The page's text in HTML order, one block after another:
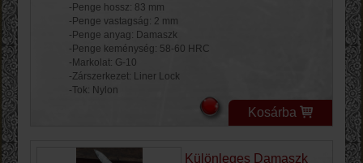
-Penge hossz: 83 mm
-Penge vastagság: 2 mm
-Penge anyag: Damaszk
-Penge keménység: 58-60 HRC
-Markolat: G-10
-Zárszerkezet: Liner Lock
-Tok: Nylon
Kosárba
Különleges Damaszk